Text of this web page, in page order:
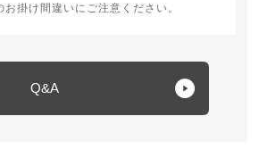
掛け間違いにご注意ください。
Q&A